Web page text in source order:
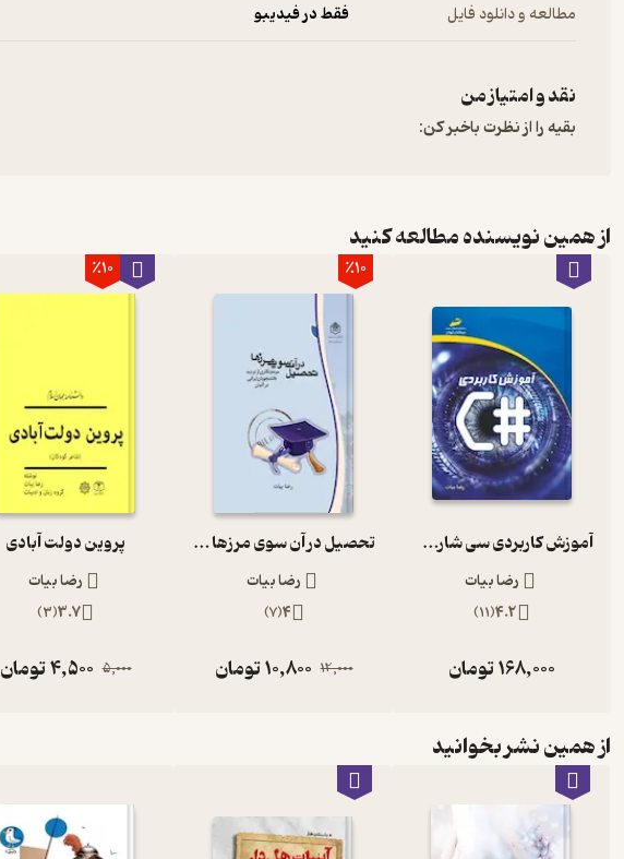
مطالعه و دانلود فایل فقط در فیدیبو
نقد و امتیاز من
بقیه را از نظرت باخبر کن:
از همین نویسنده مطالعه کنید
آموزش کاربردی سی شارپ #C
رضا بیات
4.2
(
11
)
168,000تومان
٪10
تحصیل در آن سوی مرزها مردم نگاری از تردید دانشجویان ایرانی در آلمان
رضا بیات
4
(
7
)
12,000
10,800تومان
٪10
پروین دولت آبادی
رضا بیات
3.7
(
3
)
5,000
4,500تومان
از همین نشر بخوانید